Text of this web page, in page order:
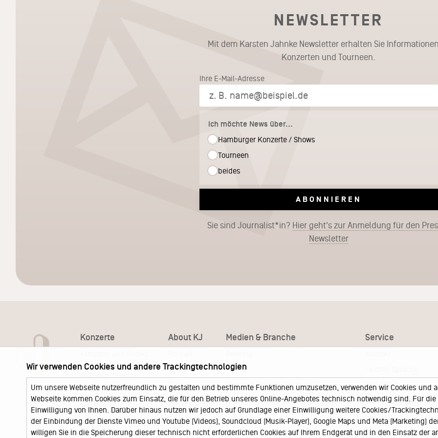
NEWSLETTER
Mit dem Karsten Jahnke Newsletter erhalten Sie
Konzerten und Tourneen.
Ihre E-Mail-Adresse
Ich möchte News über...
Hamburger Konzerte / Shows
Tourneen
beides
ABONNIEREN
Sie sind Journalist*in? Hier geht's zur Anmeldung für den
Newsletter
Konzerte
KJ Ticketshop
News
Locations
About KJ
KJ60
Team
Keychange
Medien & Branche
Presse
Pressematerial – Festivals
Akkreditierungsformular – Festivals
Service
FAQ / Hilfe
Ticketshop Hamburg
Callback-Service
Wir verwenden Cookies und andere Trackingtechnologien
Um unsere Webseite nutzerfreundlich zu gestalten und bestimmte Funktionen umzusetzen, verwenden wir Cookies und
Webseite kommen Cookies zum Einsatz, die für den Betrieb unseres Online-Angebotes technisch notwendig sind. Für
Einwilligung von Ihnen. Darüber hinaus nutzen wir jedoch auf Grundlage einer Einwilligung weitere Cookies/
der Einbindung der Dienste Vimeo und Youtube (Videos), Soundcloud (Musik-Player), Google Maps und Meta (Marketing)
willigen Sie in die Speicherung dieser technisch nicht erforderlichen Cookies auf Ihrem Endgerät und in den Einsatz der